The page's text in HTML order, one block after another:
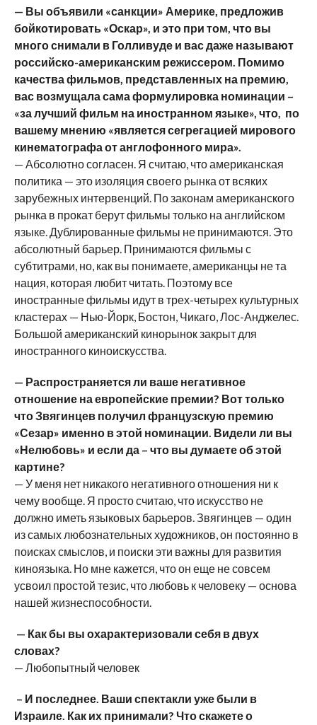
— Вы объявили «санкции» Америке, предложив
бойкотировать «Оскар», и это при том, что вы
много снимали в Голливуде и вас даже называют
российско-американским режиссером. Помимо
качества фильмов, представленных на премию,
вас возмущала сама формулировка номинации –
«за лучший фильм на иностранном языке», что, по
вашему мнению «является сегрегацией мирового
кинематографа от англофонного мира».
— Абсолютно согласен. Я считаю, что американская
политика — это изоляция своего рынка от всяких
зарубежных интервенций. По законам американского
рынка в прокат берут фильмы только на английском
языке. Дублированные фильмы не принимаются. Это
абсолютный барьер. Принимаются фильмы с
субтитрами, но, как вы понимаете, американцы не та
нация, которая любит читать. Поэтому все
иностранные фильмы идут в трех-четырех культурных
кластерах — Нью-Йорк, Бостон, Чикаго, Лос-Анджелес.
Большой американский кинорынок закрыт для
иностранного киноискусства.
— Распространяется ли ваше негативное
отношение на европейские премии? Вот только
что Звягинцев получил французскую премию
«Сезар» именно в этой номинации. Видели ли вы
«Нелюбовь» и если да – что вы думаете об этой
картине?
— У меня нет никакого негативного отношения ни к
чему вообще. Я просто считаю, что искусство не
должно иметь языковых барьеров. Звягинцев — один
из самых любознательных художников, он постоянно в
поисках смыслов, и поиски эти важны для развития
киноязыка. Но мне кажется, что он еще не совсем
усвоил простой тезис, что любовь к человеку — основа
нашей жизнеспособности.
— Как бы вы охарактеризовали себя в двух
словах?
— Любопытный человек
– И последнее. Ваши спектакли уже были в
Израиле. Как их принимали? Что скажете о